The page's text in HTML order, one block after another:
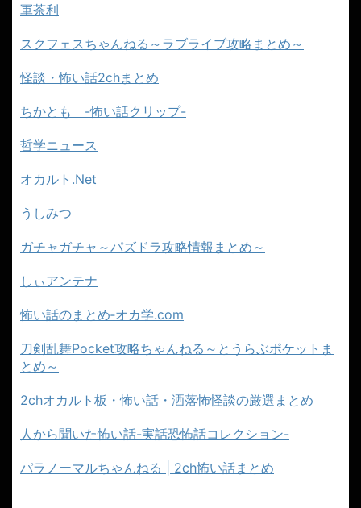
軍茶利
スクフェスちゃんねる～ラブライブ攻略まとめ～
怪談・怖い話2chまとめ
ちかとも -怖い話クリップ-
哲学ニュース
オカルト.Net
うしみつ
ガチャガチャ～パズドラ攻略情報まとめ～
しぃアンテナ
怖い話のまとめ‐オカ学.com
刀剣乱舞Pocket攻略ちゃんねる～とうらぶポケットま
とめ～
2chオカルト板・怖い話・洒落怖怪談の厳選まとめ
人から聞いた怖い話-実話恐怖話コレクション-
パラノーマルちゃんねる | 2ch怖い話まとめ